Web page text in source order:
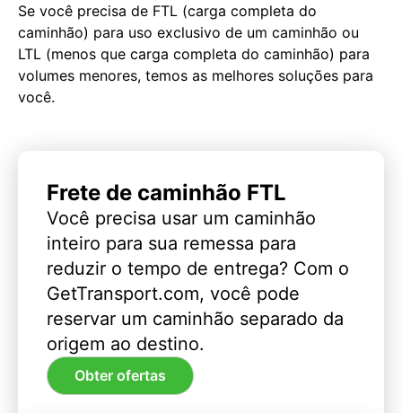
Se você precisa de FTL (carga completa do
caminhão) para uso exclusivo de um caminhão ou
LTL (menos que carga completa do caminhão) para
volumes menores, temos as melhores soluções para
você.
Frete de caminhão FTL
Você precisa usar um caminhão
inteiro para sua remessa para
reduzir o tempo de entrega? Com o
GetTransport.com, você pode
reservar um caminhão separado da
origem ao destino.
Obter ofertas